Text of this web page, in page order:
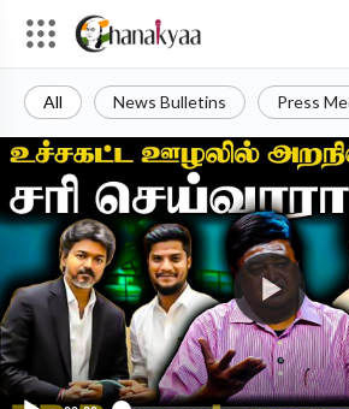
All News Bulletins Press